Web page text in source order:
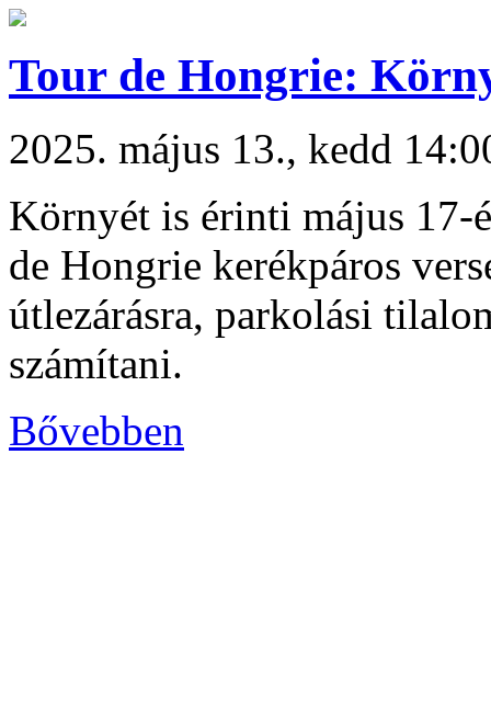
Tour de Hongrie:
2025. május 13., kedd
Környét is érinti május 17-
de Hongrie kerékpáros
útlezárásra, parkolási
számítani.
Bővebben